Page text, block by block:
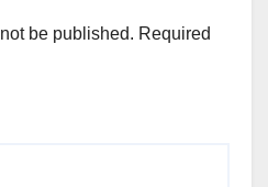
be published. Required